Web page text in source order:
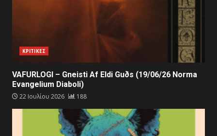
ΚΡΙΤΙΚΕΣ
VAFURLOGI – Gneisti Af Eldi Guðs (19/06/26 Norma
Evangelium Diaboli)
22 Ιουλίου 2026 188